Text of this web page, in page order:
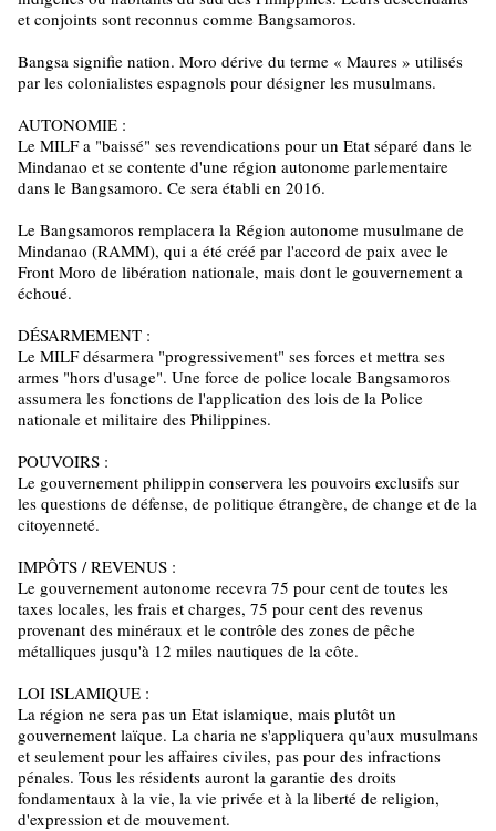
et conjoints sont reconnus comme Bangsamoros.
Bangsa signifie nation. Moro dérive du terme « Maures » utilisés
par les colonialistes espagnols pour désigner les musulmans.
AUTONOMIE :
Le MILF a "baissé" ses revendications pour un Etat séparé dans le
Mindanao et se contente d'une région autonome parlementaire
dans le Bangsamoro. Ce sera établi en 2016.
Le Bangsamoros remplacera la Région autonome musulmane de
Mindanao (RAMM), qui a été créé par l'accord de paix avec le
Front Moro de libération nationale, mais dont le gouvernement a
échoué.
DÉSARMEMENT :
Le MILF désarmera "progressivement" ses forces et mettra ses
armes "hors d'usage". Une force de police locale Bangsamoros
assumera les fonctions de l'application des lois de la Police
nationale et militaire des Philippines.
POUVOIRS :
Le gouvernement philippin conservera les pouvoirs exclusifs sur
les questions de défense, de politique étrangère, de change et de la
citoyenneté.
IMPÔTS / REVENUS :
Le gouvernement autonome recevra 75 pour cent de toutes les
taxes locales, les frais et charges, 75 pour cent des revenus
provenant des minéraux et le contrôle des zones de pêche
métalliques jusqu'à 12 miles nautiques de la côte.
LOI ISLAMIQUE :
La région ne sera pas un Etat islamique, mais plutôt un
gouvernement laïque. La charia ne s'appliquera qu'aux musulmans
et seulement pour les affaires civiles, pas pour des infractions
pénales. Tous les résidents auront la garantie des droits
fondamentaux à la vie, la vie privée et à la liberté de religion,
d'expression et de mouvement.